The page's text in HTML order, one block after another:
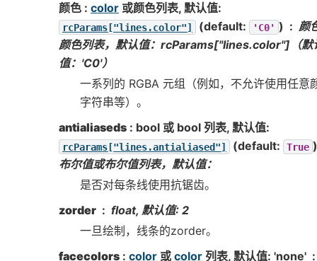
颜色 : color 或颜色列表, 默认值:
rcParams["lines.color"] (default: 'C0' )
颜
颜色列表，默认值：rcParams["lines.color"]（默
值：'C0'）
一系列的 RGBA 元组（例如，不允许使用任意
字符串等）。
antialiaseds : bool 或 bool 列表, 默认值:
rcParams["lines.antialiased"] (default: True )
布尔值或布尔值列表，默认值：
是否对每条线使用抗锯齿。
zorder
float, 默认值: 2
一旦绘制，线条的zorder。
facecolors : color 或 color 列表, 默认值: 'none'